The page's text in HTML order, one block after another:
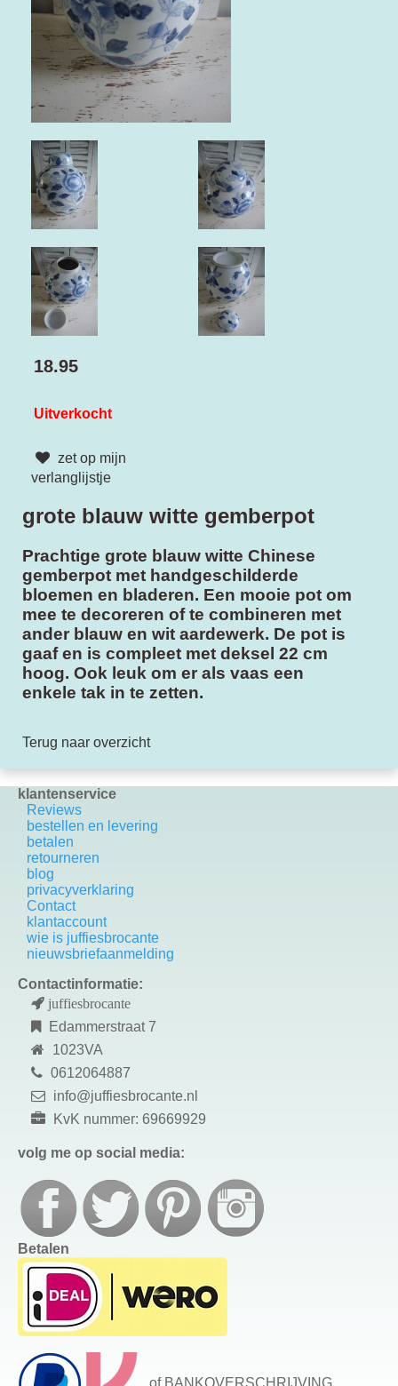
18.95
Uitverkocht
zet op mijn
verlanglijstje
grote blauw witte gemberpot
Prachtige grote blauw witte Chinese
gemberpot met handgeschilderde
bloemen en bladeren. Een mooie pot om
mee te decoreren of te combineren met
ander blauw en wit aardewerk. De pot is
gaaf en is compleet met deksel 22 cm
hoog. Ook leuk om er als vaas een
enkele tak in te zetten.
Terug naar overzicht
klantenservice
Reviews
bestellen en levering
betalen
retourneren
blog
privacyverklaring
Contact
k lantaccount
wie is juffiesbrocante
nieuwsbriefaanmelding
Contactinformatie:
juffiesbrocante
Edammerstraat 7
1023VA
0612064887
info@juffiesbrocante.nl
KvK nummer: 69669929
volg me op social media:
Betalen